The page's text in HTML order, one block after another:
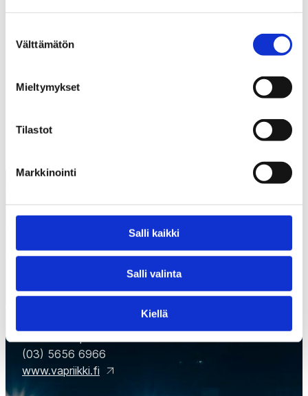
valinta
Välttämätön
Mieltymykset
Tilastot
Markkinointi
Salli kaikki
Salli valinta
Kiellä
jääkiekkohistoriallisesti arvokkaita esineitä.
EDELLINEN SEURAAVA
Suomen Jääkiekkomuseo
(03) 5656 6966
www.vapriikki.fi